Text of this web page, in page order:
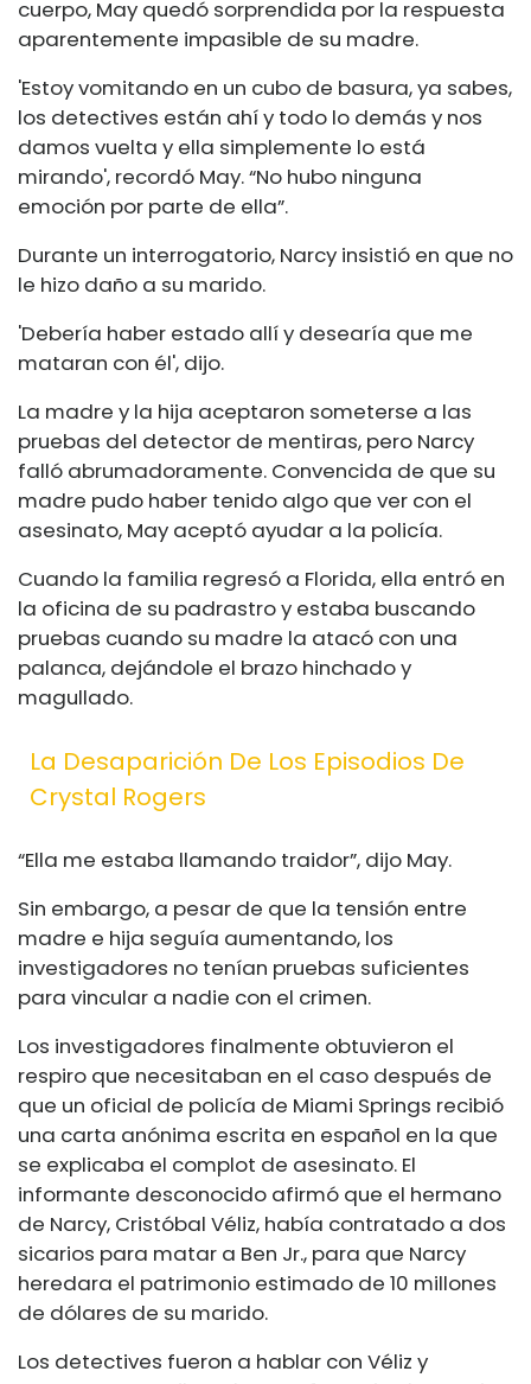
cuerpo, May quedó sorprendida por la respuesta
aparentemente impasible de su madre.
'Estoy vomitando en un cubo de basura, ya sabes,
los detectives están ahí y todo lo demás y nos
damos vuelta y ella simplemente lo está
mirando', recordó May. “No hubo ninguna
emoción por parte de ella”.
Durante un interrogatorio, Narcy insistió en que no
le hizo daño a su marido.
'Debería haber estado allí y desearía que me
mataran con él', dijo.
La madre y la hija aceptaron someterse a las
pruebas del detector de mentiras, pero Narcy
falló abrumadoramente. Convencida de que su
madre pudo haber tenido algo que ver con el
asesinato, May aceptó ayudar a la policía.
Cuando la familia regresó a Florida, ella entró en
la oficina de su padrastro y estaba buscando
pruebas cuando su madre la atacó con una
palanca, dejándole el brazo hinchado y
magullado.
La Desaparición De Los Episodios De
Crystal Rogers
“Ella me estaba llamando traidor”, dijo May.
Sin embargo, a pesar de que la tensión entre
madre e hija seguía aumentando, los
investigadores no tenían pruebas suficientes
para vincular a nadie con el crimen.
Los investigadores finalmente obtuvieron el
respiro que necesitaban en el caso después de
que un oficial de policía de Miami Springs recibió
una carta anónima escrita en español en la que
se explicaba el complot de asesinato. El
informante desconocido afirmó que el hermano
de Narcy, Cristóbal Véliz, había contratado a dos
sicarios para matar a Ben Jr., para que Narcy
heredara el patrimonio estimado de 10 millones
de dólares de su marido.
Los detectives fueron a hablar con Véliz y